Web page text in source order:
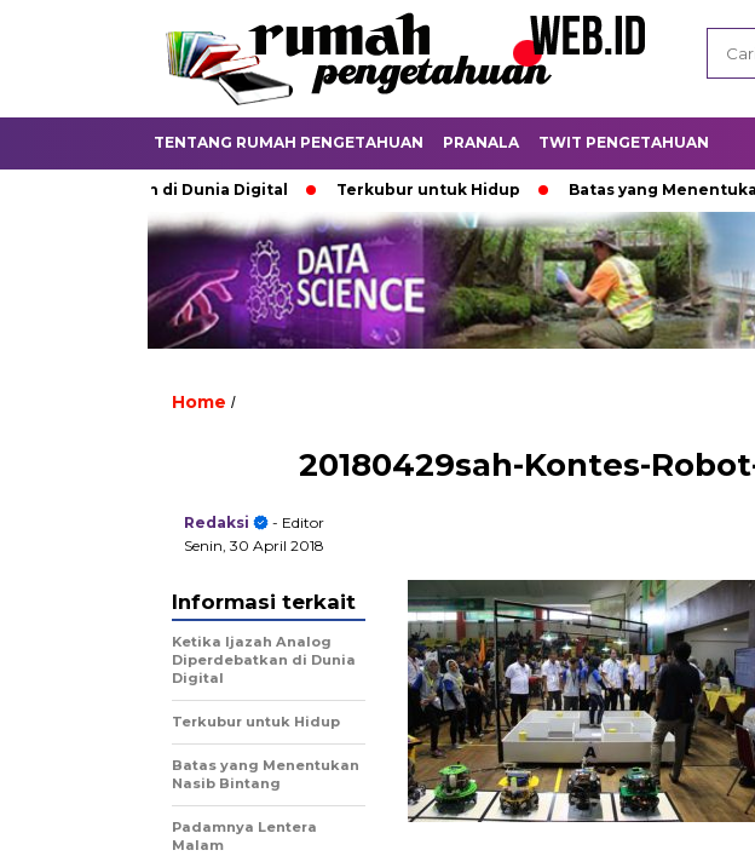
TENTANG RUMAH PENGETAHUAN PRANALA TWIT PENGETAHUAN
di Dunia Digital Terkubur untuk Hidup Batas yang Menentukan
Home /
20180429sah-Kontes-
Redaksi
- Editor
Senin, 30 April 2018
Informasi terkait
Ketika Ijazah Analog
Diperdebatkan di Dunia
Digital
Terkubur untuk Hidup
Batas yang Menentukan
Nasib Bintang
Padamnya Lentera
Malam